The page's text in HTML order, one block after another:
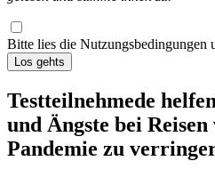
Bitte lies die Nutzungsbedingungen
Los gehts
Testteilnehmede
und Ängste bei
Pandemie zu